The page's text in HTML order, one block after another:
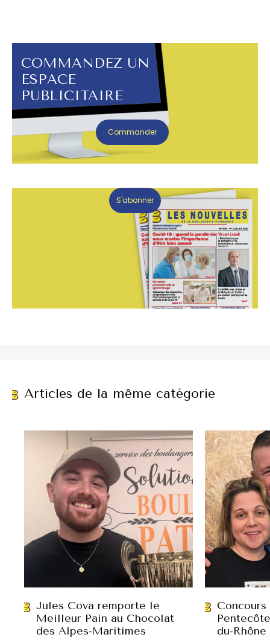
COMMANDEZ UN
ESPACE
PUBLICITAIRE
Commander
S'abonner
Articles de la même catégorie
Jules Cova remporte le
Meilleur Pain au Chocolat
des Alpes-Maritimes
du-Rhône